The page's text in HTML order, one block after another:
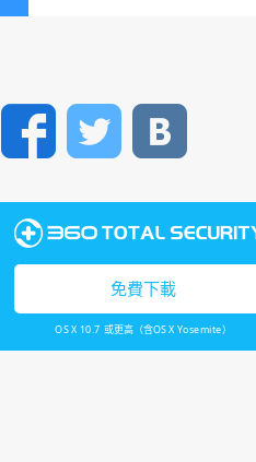
FacebookTwitter
免費下載
OS X 10.7 或更高（含OS X Yosemite）